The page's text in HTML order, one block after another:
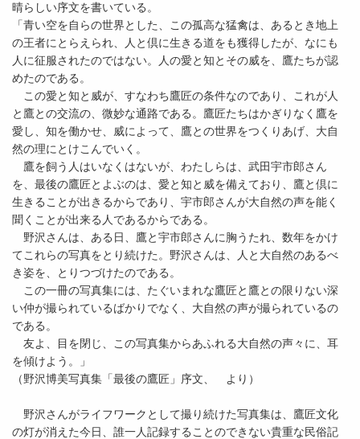
晴らしい序文を書いている。
「青い空を自らの世界とした、この孤高な猛禽は、あるとき地上
の王者にとらえられ、人と倶に生きる道をも獲得したが、なにも
人に征服されたのではない。人の愛と知とその威を、鷹たちが認
めたのである。
この愛と知と威が、すなわち鷹匠の条件なのであり、これが人
と鷹との交流の、微妙な通路である。鷹匠たちはかぎりなく鷹を
愛し、知を働かせ、威によって、鷹との世界をつくりあげ、大自
然の理にとけこんでいく。
鷹を飼う人はいなくはないが、わたしらは、武田宇市郎さん
を、最後の鷹匠とよぶのは、愛と知と威を備えており、鷹と倶に
生きることが出きるからであり、宇市郎さんが大自然の声を能く
聞くことが出来る人であるからである。
野沢さんは、ある日、鷹と宇市郎さんに胸うたれ、数年をかけ
てこれらの写真をとり続けた。野沢さんは、人と大自然のあるべ
き姿を、とりつづけたのである。
この一冊の写真集には、たぐいまれな鷹匠と鷹との限りない深
い仲が撮られているばかりでなく、大自然の声が撮られているの
である。
友よ、目を閉じ、この写真集からあふれる大自然の声々に、耳
を傾けよう。」
（野沢博美写真集「最後の鷹匠」序文、 より）
野沢さんがライフワークとして撮り続けた写真集は、鷹匠文化
の灯が消えた今日、誰一人記録することのできない貴重な民俗記